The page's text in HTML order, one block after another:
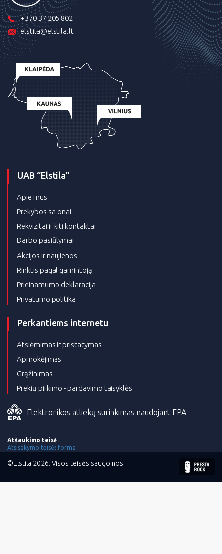
+370 37 205 802
elstila@elstila.lt
UAB “Elstila”
Apie mus
Prekybos salonai
Rekvizitai ir kiti kontaktai
Darbo pasiūlymai
Akcijos ir naujienos
Rinktis pagal gamintoją
Prieinamumo deklaracija
Privatumo politika
Perkantiems internetu
Atsiėmimas ir pristatymas
Apmokėjimas
Grąžinimas
Prekių pirkimo - pardavimo taisyklės
Elektronikos atliekų surinkimas naudojant EPA
Atšaukimo teisė
Atsisakymo teisės forma
©Elstila 2026. Visos teisės saugomos